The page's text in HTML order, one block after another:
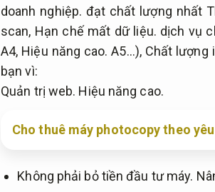
doanh nghiệp. đạt chất lượng nhất
scan, Hạn chế mất dữ liệu. dịch vụ
A4, Hiệu năng cao. A5…), Chất lượng
bạn vì:
Quản trị web. Hiệu năng cao.
Cho thuê máy photocopy theo
Không phải bỏ tiền đầu tư máy.